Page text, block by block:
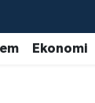
Ekonomi